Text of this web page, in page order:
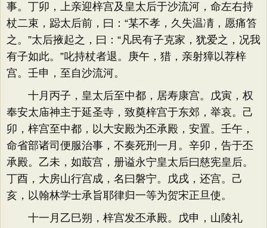
事。丁卯，上亲迎梓宫及皇太后于沙流河，命左右持
杖二束，跽太后前，曰：“某不孝，久失温凊，愿痛笞
之。”太后掖起之，曰：“凡民有子克家，犹爱之，况我
有子如此。”叱持杖者退。庚午，猎，亲射獐以荐梓
宫。壬申，至自沙流河。
十月丙子，皇太后至中都，居寿康宫。戊寅，权
奉安太庙神主于延圣寺，致奠梓宫于东郊，举哀。己
卯，梓宫至中都，以大安殿为丕承殿，安置。壬午，
命省部诸司便服治事，不奏死刑一月。辛卯，告于丕
承殿。乙未，如菆宫，册谥永宁皇太后曰慈宪皇后。
丁酉，大房山行宫成，名曰磐宁。戊戌，还宫。己
亥，以翰林学士承旨耶律归一等为贺宋正旦使。
十一月乙巳朔，梓宫发丕承殿。戊申，山陵礼